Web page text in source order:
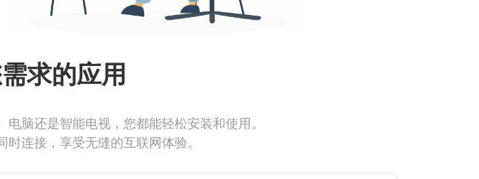
求的应用
脑还是智能电视，您都能轻松安装和使用。
连接，享受无缝的互联网体验。